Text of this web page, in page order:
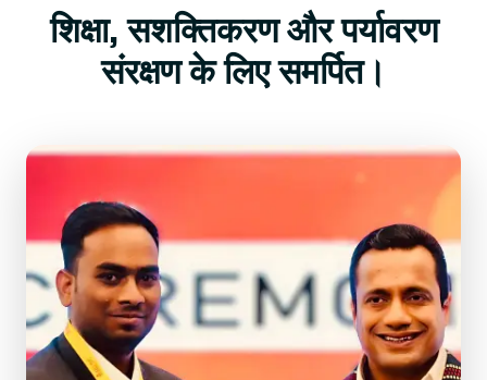
शिक्षा, सशक्तिकरण और पर्यावरण
संरक्षण के लिए समर्पित।